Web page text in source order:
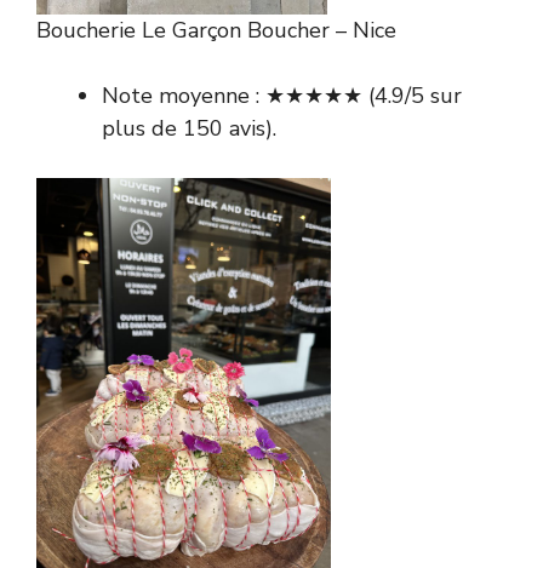
Boucherie Le Garçon Boucher – Nice
Note moyenne : ★★★★★ (4.9/5 sur
plus de 150 avis).